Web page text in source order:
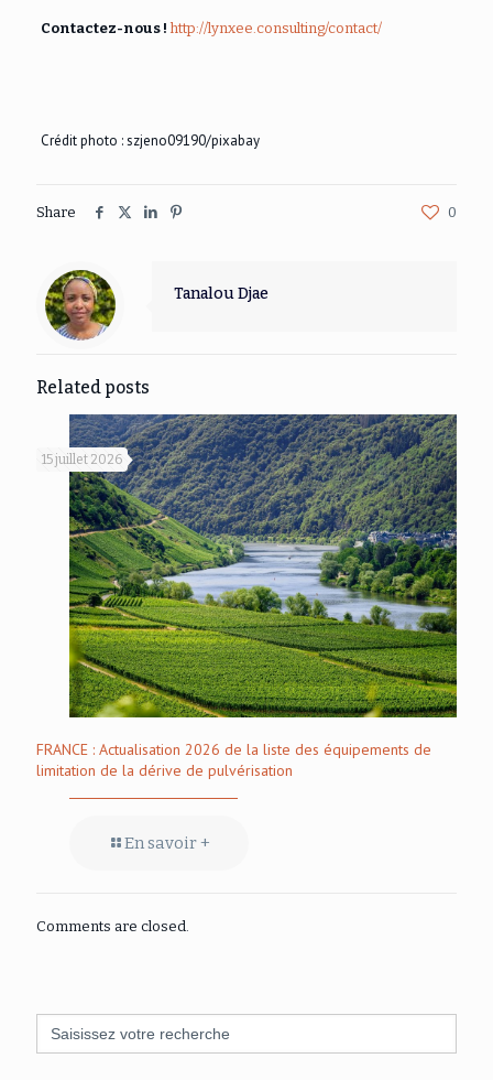
Contactez-nous ! http://lynxee.consulting/contact/
Crédit photo :szjeno09190/pixabay
Share 0
Tanalou Djae
Related posts
15 juillet 2026
FRANCE : Actualisation 2026 de la liste des équipements de
limitation de la dérive de pulvérisation
En savoir +
Comments are closed.
Search
for: